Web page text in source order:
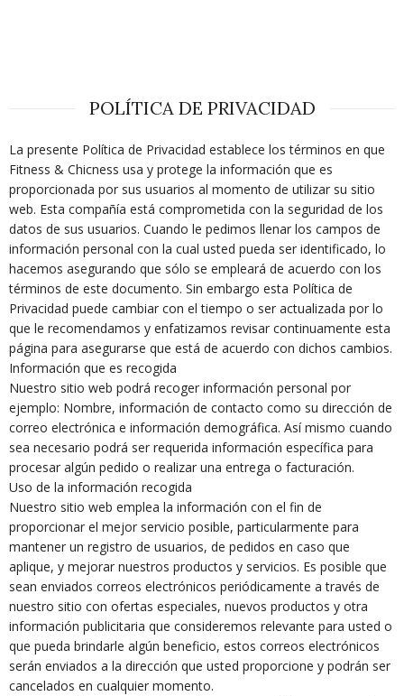
POLÍTICA DE PRIVACIDAD
La presente Política de Privacidad establece los términos en que
Fitness & Chicness usa y protege la información que es
proporcionada por sus usuarios al momento de utilizar su sitio
web. Esta compañía está comprometida con la seguridad de los
datos de sus usuarios. Cuando le pedimos llenar los campos de
información personal con la cual usted pueda ser identificado, lo
hacemos asegurando que sólo se empleará de acuerdo con los
términos de este documento. Sin embargo esta Política de
Privacidad puede cambiar con el tiempo o ser actualizada por lo
que le recomendamos y enfatizamos revisar continuamente esta
página para asegurarse que está de acuerdo con dichos cambios.
Información que es recogida
Nuestro sitio web podrá recoger información personal por
ejemplo: Nombre, información de contacto como su dirección de
correo electrónica e información demográfica. Así mismo cuando
sea necesario podrá ser requerida información específica para
procesar algún pedido o realizar una entrega o facturación.
Uso de la información recogida
Nuestro sitio web emplea la información con el fin de
proporcionar el mejor servicio posible, particularmente para
mantener un registro de usuarios, de pedidos en caso que
aplique, y mejorar nuestros productos y servicios. Es posible que
sean enviados correos electrónicos periódicamente a través de
nuestro sitio con ofertas especiales, nuevos productos y otra
información publicitaria que consideremos relevante para usted o
que pueda brindarle algún beneficio, estos correos electrónicos
serán enviados a la dirección que usted proporcione y podrán ser
cancelados en cualquier momento.